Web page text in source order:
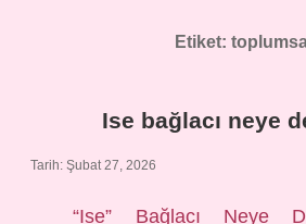
Etiket:
Ise bağlacı neye
Tarih: Şubat 27, 2026
“Ise” Bağlacı Neye